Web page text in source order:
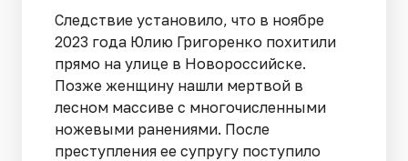
Следствие установило, что в ноябре
2023 года Юлию Григоренко похитили
прямо на улице в Новороссийске.
Позже женщину нашли мертвой в
лесном массиве с многочисленными
ножевыми ранениями. После
преступления ее супругу поступило